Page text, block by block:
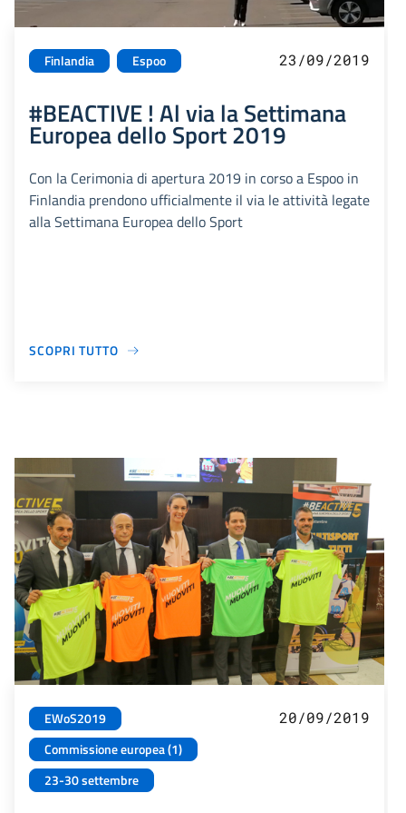
Finlandia Espoo 23/09/2019
#BEACTIVE ! Al via la Settimana
Europea dello Sport 2019
Con la Cerimonia di apertura 2019 in corso a Espoo in
Finlandia prendono ufficialmente il via le attività legate
alla Settimana Europea dello Sport
SCOPRI TUTTO
EWoS2019
Commissione europea (1)
23-30 settembre
20/09/2019